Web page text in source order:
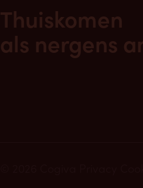
Thuiskomen
als nergens